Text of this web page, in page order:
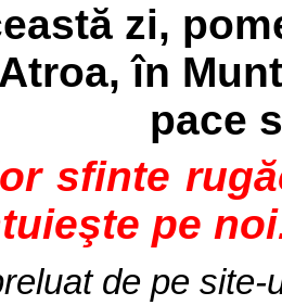
zi,
în
pace
sfinte
pe
de pe